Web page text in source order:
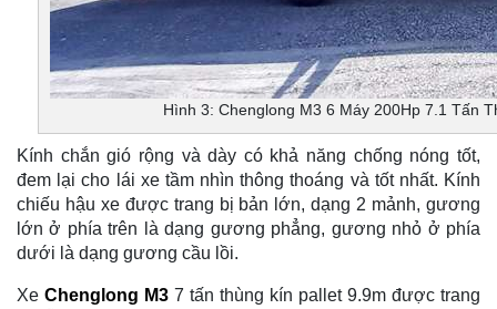
Hình 3: Chenglong M3 6 Máy 200Hp 7.1 Tấn
Kính chắn gió rộng và dày có khả năng chống nóng tốt,
đem lại cho lái xe tầm nhìn thông thoáng và tốt nhất. Kính
chiếu hậu xe được trang bị bản lớn, dạng 2 mảnh, gương
lớn ở phía trên là dạng gương phẳng, gương nhỏ ở phía
dưới là dạng gương cầu lồi.
Xe Chenglong M3 7 tấn thùng kín pallet 9.9m được trang